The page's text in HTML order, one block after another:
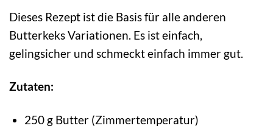
Dieses Rezept ist die Basis für alle anderen
Butterkeks Variationen. Es ist einfach,
gelingsicher und schmeckt einfach immer gut.
Zutaten:
250 g Butter (Zimmertemperatur)